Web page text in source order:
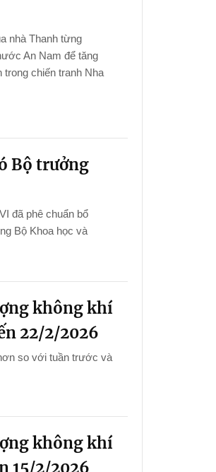
nhà Thanh từng
An Nam để tăng
chiến tranh Nha
Bộ trưởng
đã phê chuẩn bổ
Bộ Khoa học và
không khí
22/2/2026
so với tuần trước và
không khí
15/2/2026